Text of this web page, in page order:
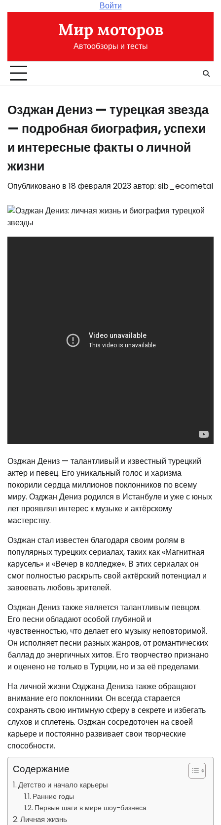
Войти
Мир моторов
Автообзоры и тесты
Озджан Дениз — турецкая звезда
— подробная биография, успехи
и интересные факты о личной
жизни
Опубликовано в 18 февраля 2023автор: sib_ecometal
Озджан Дениз — талантливый и известный турецкий
актер и певец. Его уникальный голос и харизма
покорили сердца миллионов поклонников по всему
миру. Озджан Дениз родился в Истанбуле и уже с юных
лет проявлял интерес к музыке и актёрскому
мастерству.
Озджан стал известен благодаря своим ролям в
популярных турецких сериалах, таких как «Магнитная
карусель» и «Вечер в колледже». В этих сериалах он
смог полностью раскрыть свой актёрский потенциал и
завоевать любовь зрителей.
Озджан Дениз также является талантливым певцом.
Его песни обладают особой глубиной и
чувственностью, что делает его музыку неповторимой.
Он исполняет песни разных жанров, от романтических
баллад до энергичных хитов. Его творчество признано
и оценено не только в Турции, но и за её пределами.
На личной жизни Озджана Дениза также обращают
внимание его поклонники. Он всегда старается
сохранять свою интимную сферу в секрете и избегать
слухов и сплетень. Озджан сосредоточен на своей
карьере и постоянно развивает свои творческие
способности.
Содержание
Детство и начало карьеры
Ранние годы
Первые шаги в мире шоу-бизнеса
Личная жизнь